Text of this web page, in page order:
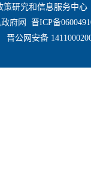
策研究和信息服务中
府网 晋ICP备
晋公网安备